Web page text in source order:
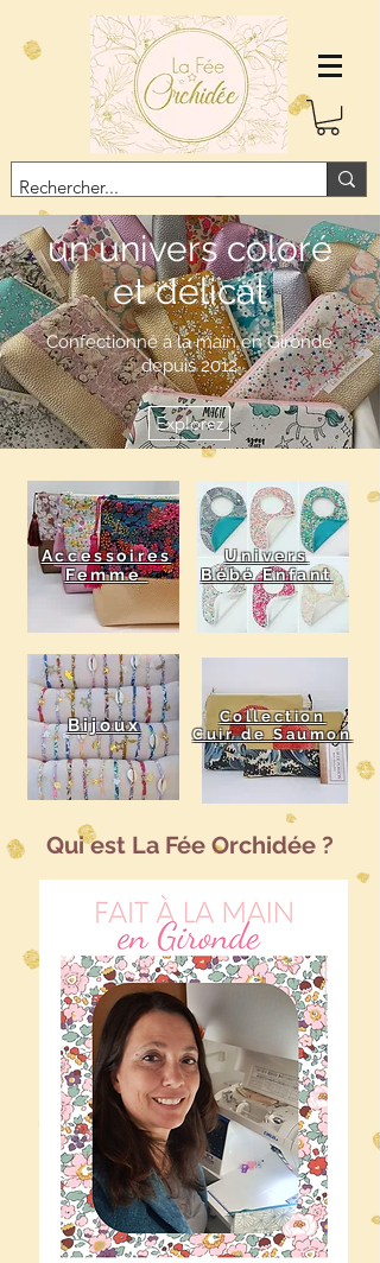
un univers coloré
et délicat
Explorez
Confectionné à la main en Gironde
depuis 2012
Accessoires
Femme
Univers
Bébé Enfant
Bijoux
Collection
Cuir de Saumon
Qui est La Fée Orchidée ?